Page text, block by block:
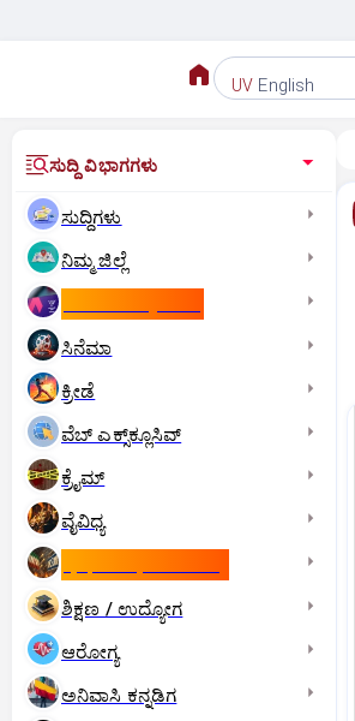
UV English
ಸುದ್ದಿ ವಿಭಾಗಗಳು
ಸುದ್ದಿಗಳು
ನಿಮ್ಮ ಜಿಲ್ಲೆ
ಸಿನೆಮಾ
ಕ್ರೀಡೆ
ವೆಬ್ ಎಕ್ಸ್‌ಕ್ಲೂಸಿವ್
ಕ್ರೈಮ್
ವೈವಿಧ್ಯ
ಶಿಕ್ಷಣ / ಉದ್ಯೋಗ
ಆರೋಗ್ಯ
ಅನಿವಾಸಿ ಕನ್ನಡಿಗ